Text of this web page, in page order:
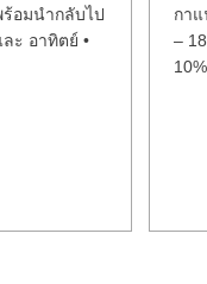
อมนำกลับไป
ะ อาทิตย์ •
กา
–
10%